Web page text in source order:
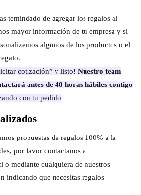
temindado de agregar los regalos al
mayor información de tu empresa y si
algunos de los productos o el
cotización” y listo! Nuestro team
antes de 48 horas hábiles contigo
con tu pedido
propuestas de regalos 100% a la
por favor contactanos a
o mediante cualquiera de nuestros
indicando que necesitas regalos